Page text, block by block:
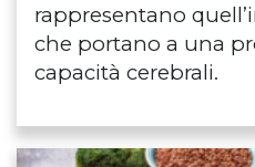
rappresentano
che portano a una
capacità cerebrali.